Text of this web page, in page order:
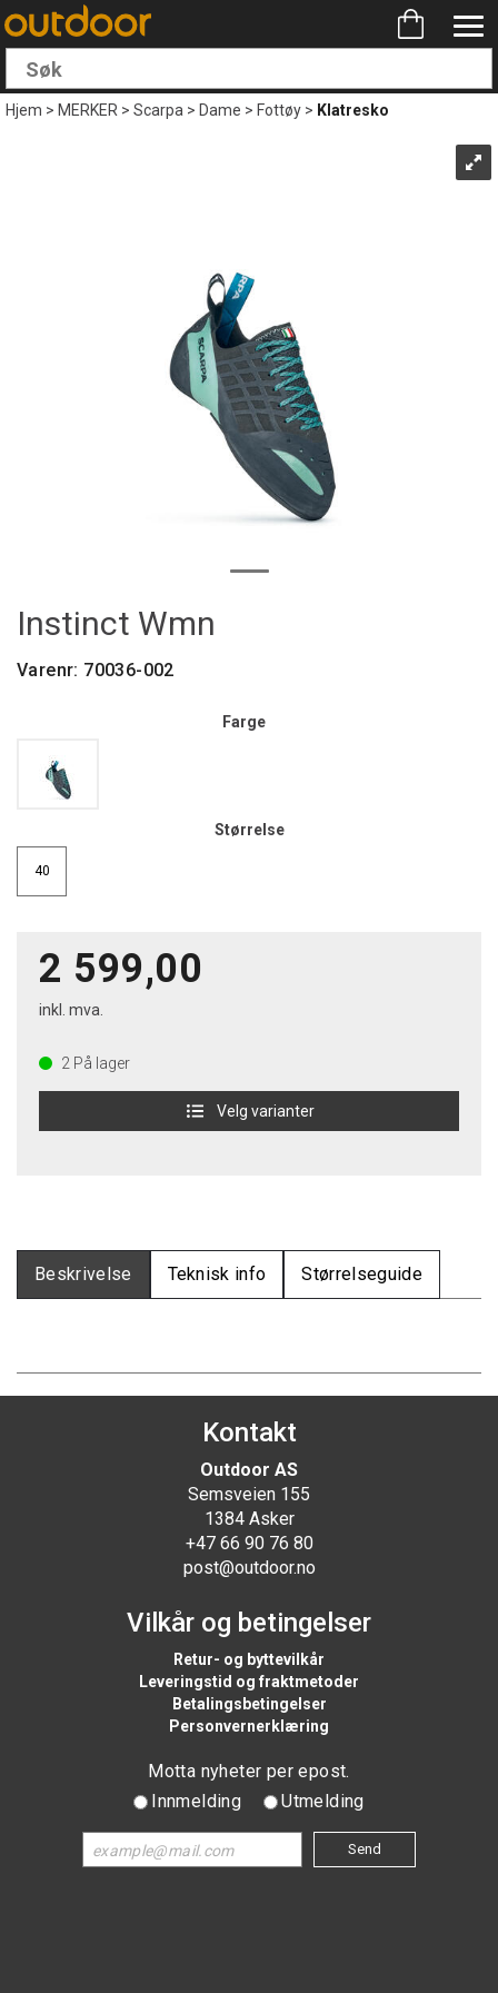
Hjem>MERKER>Scarpa>Dame>Fottøy> Klatresko
Instinct Wmn
Varenr: 70036-002
Farge
Størrelse
40
2 599,00
inkl. mva.
2 På lager
Velg varianter
Beskrivelse Teknisk info Størrelseguide
Kontakt
Outdoor AS
Semsveien 155
1384 Asker
+47 66 90 76 80
post@outdoor.no
Vilkår og betingelser
Retur- og byttevilkår
Leveringstid og fraktmetoder
Betalingsbetingelser
Personvernerklæring
Motta nyheter per epost.
Innmelding
Utmelding